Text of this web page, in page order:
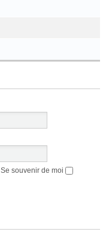
Se souvenir de moi